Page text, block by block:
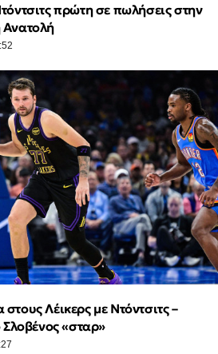
πρώτη σε πωλήσεις στην
Λέικερς με Ντόντσιτς –
Σλοβένος «σταρ»